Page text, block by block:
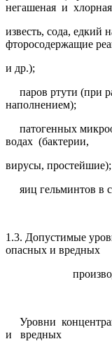
негашеная и хлорная
известь, сода, едкий
фторосодержащие
и др.);
паров ртути (при
наполнением);
патогенных
водах (бактерии,
вирусы, простейшие);
яиц гельминтов в
1.3. Допустимые
опасных и вредных
Уровни
и вредных